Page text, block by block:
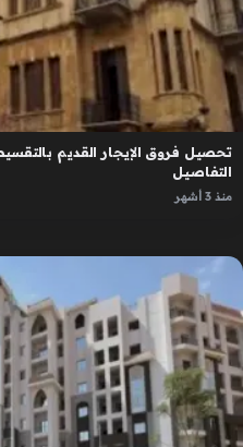
تحصيل فروق الإيجار القديم
التفاصيل
منذ 3 أشهر